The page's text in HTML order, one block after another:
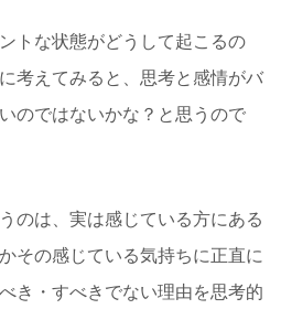
トな状態がどうして起こるの
考えてみると、思考と感情がバ
のではないかな？と思うので
のは、実は感じている方にある
その感じている気持ちに正直に
き・すべきでない理由を思考的